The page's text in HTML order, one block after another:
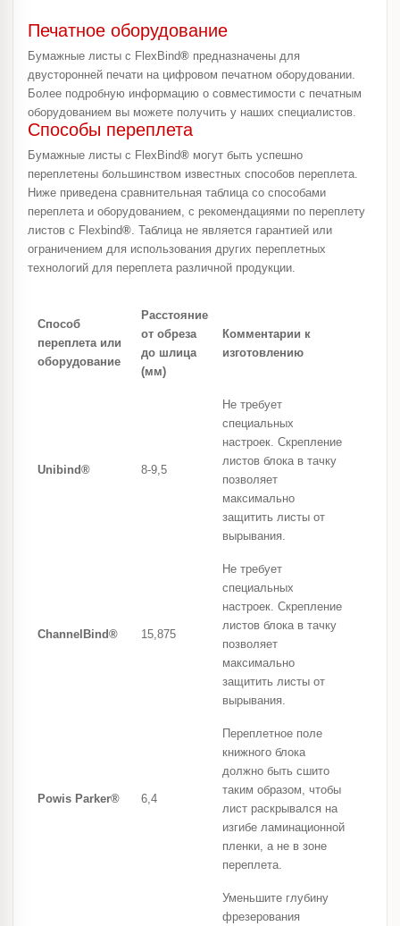
Печатное оборудование
Бумажные листы с FlexBind® предназначены для
двусторонней печати на цифровом печатном оборудовании.
Более подробную информацию о совместимости с печатным
оборудованием вы можете получить у наших специалистов.
Способы переплета
Бумажные листы с FlexBind® могут быть успешно
переплетены большинством известных способов переплета.
Ниже приведена сравнительная таблица со способами
переплета и оборудованием, с рекомендациями по переплету
листов с Flexbind®. Таблица не является гарантией или
ограничением для использования других переплетных
технологий для переплета различной продукции.
Способ
переплета или
оборудование
Расстояние
от обреза
до шлица
(мм)
Комментарии к
изготовлению
Unibind® 8-9,5
Не требует
специальных
настроек. Скрепление
листов блока в тачку
позволяет
максимально
защитить листы от
вырывания.
ChannelBind® 15,875
Не требует
специальных
настроек. Скрепление
листов блока в тачку
позволяет
максимально
защитить листы от
вырывания.
Powis Parker® 6,4
Переплетное поле
книжного блока
должно быть сшито
таким образом, чтобы
лист раскрывался на
изгибе ламинационной
пленки, а не в зоне
переплета.
Уменьшите глубину
фрезерования